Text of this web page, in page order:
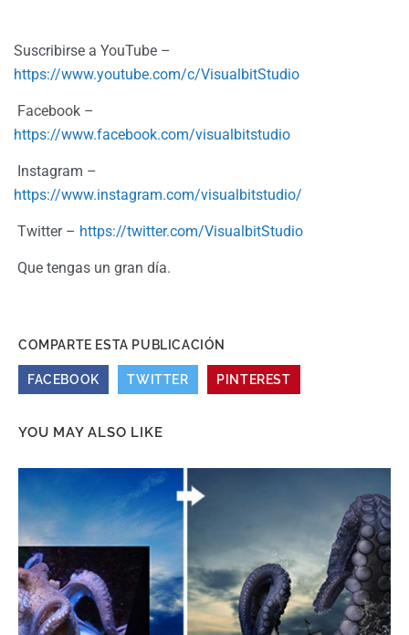
Suscribirse a YouTube –
https://www.youtube.com/c/VisualbitStudio
Facebook –
https://www.facebook.com/visualbitstudio
Instagram –
https://www.instagram.com/visualbitstudio/
Twitter – https://twitter.com/VisualbitStudio
Que tengas un gran día.
COMPARTE ESTA PUBLICACIÓN
FACEBOOK TWITTER PINTEREST
YOU MAY ALSO LIKE